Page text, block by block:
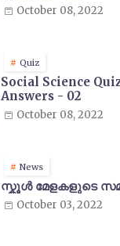
October 08, 2022
Quiz
Social Science
Answers - 02
October 08, 2022
News
സ്കൂൾ മേളകളുടെ
October 03, 2022